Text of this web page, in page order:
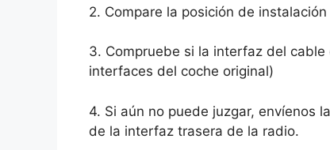
2. Compare la posición de
3. Compruebe si la interfaz del
interfaces del coche original)
4. Si aún no puede juzgar, envíenos
de la interfaz trasera de la radio.